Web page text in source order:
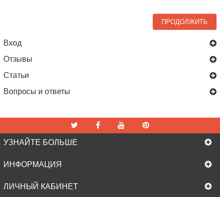
ПРОДОЛЖИТЬ
Вход
Отзывы
Статьи
Вопросы и ответы
УЗНАЙТЕ БОЛЬШЕ
ИНФОРМАЦИЯ
ЛИЧНЫЙ КАБИНЕТ